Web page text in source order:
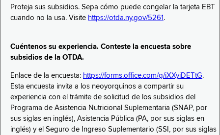
Proteja sus subsidios. Sepa cómo puede congelar la tarjeta EBT
cuando no la usa. Visite https://otda.ny.gov/5261 .
Cuéntenos su experiencia. Conteste la encuesta sobre
subsidios de la OTDA.
Enlace de la encuesta: https://forms.office.com/g/iXXyiDETtG.
Esta encuesta invita a los neoyorquinos a compartir su
experiencia con el trámite de solicitud de los subsidios del
Programa de Asistencia Nutricional Suplementaria (SNAP, por
sus siglas en inglés), Asistencia Pública (PA, por sus siglas en
inglés) y el Seguro de Ingreso Suplementario (SSI, por sus siglas